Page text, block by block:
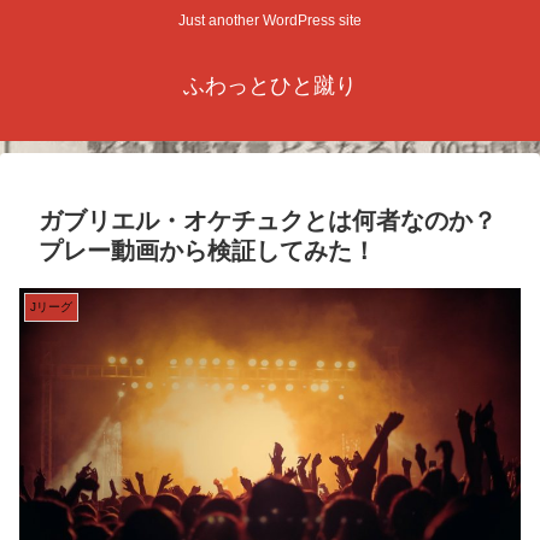
Just another WordPress site
ふわっとひと蹴り
ガブリエル・オケチュクとは何者なのか？
プレー動画から検証してみた！
Jリーグ